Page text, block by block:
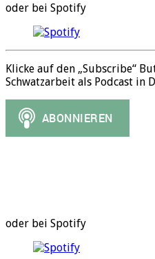
oder bei Spotify
Klicke auf den „Subscribe“
Schwatzarbeit als Podcast in
oder bei Spotify